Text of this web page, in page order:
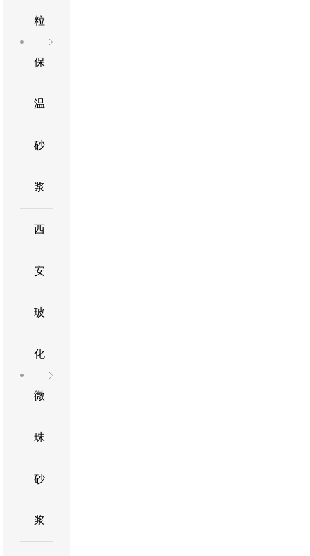
粒
保
温
砂
浆
西
安
玻
化
微
珠
砂
浆